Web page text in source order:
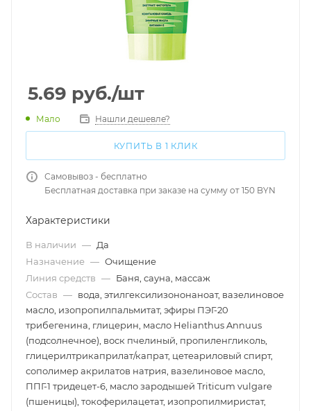
5.69 руб./шт
Мало Нашли дешевле?
КУПИТЬ В 1 КЛИК
Самовывоз - бесплатно
Бесплатная доставка при заказе на сумму от 150 BYN
Характеристики
В наличии — Да
Назначение — Очищение
Линия средств — Баня, сауна, массаж
Состав — вода, этилгексилизононаноат, вазелиновое
масло, изопропилпальмитат, эфиры ПЭГ-20
трибегенина, глицерин, масло Helianthus Annuus
(подсолнечное), воск пчелиный, пропиленгликоль,
глицерилтрикаприлат/капрат, цетеариловый спирт,
сополимер акрилатов натрия, вазелиновое масло,
ППГ-1 тридецет-6, масло зародышей Triticum vulgare
(пшеницы), токоферилацетат, изопропилмиристат,